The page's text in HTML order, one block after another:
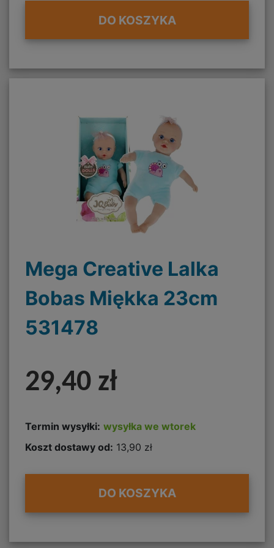
DO KOSZYKA
Mega Creative Lalka
Bobas Miękka 23cm
531478
29,40 zł
Termin wysyłki: wysyłka we wtorek
Koszt dostawy od: 13,90 zł
DO KOSZYKA